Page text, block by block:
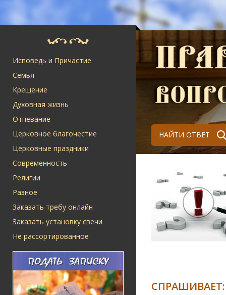
Исповедь и Причастие
Семья
Крещение
Духовная жизнь
Отпевание
Церковное благочестие
Церковные праздники
Современность
Религии
Разное
Заказать требу онлайн
Заказать установку свечи
Не рассортированное
НАЙТИ ОТВЕТ
СПРАШИВАЕТ: